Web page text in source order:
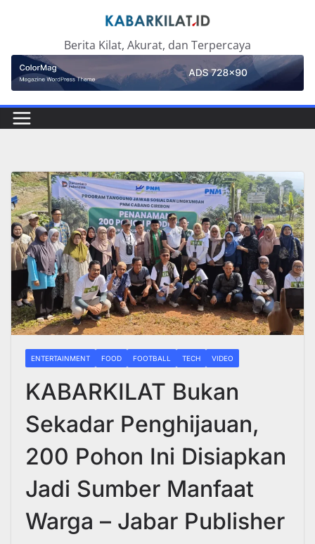
Berita Kilat, Akurat, dan Terpercaya
ENTERTAINMENT FOOD FOOTBALL TECH VIDEO
KABARKILAT Bukan
Sekadar Penghijauan,
200 Pohon Ini Disiapkan
Jadi Sumber Manfaat
Warga – Jabar Publisher